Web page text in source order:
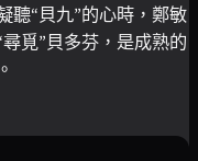
聽“貝九”的心時，鄭敏
覓”貝多芬，是成熟的